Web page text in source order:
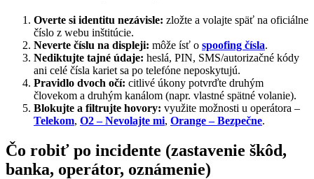
Overte si identitu nezávisle: zložte a volajte späť na oficiálne
číslo z webu inštitúcie.
Neverte číslu na displeji: môže ísť o spoofing čísla.
Nediktujte tajné údaje: heslá, PIN, SMS/autorizačné kódy
ani celé čísla kariet sa po telefóne neposkytujú.
Pravidlo dvoch očí: citlivé úkony potvrďte druhým
človekom a druhým kanálom (napr. vlastné spätné volanie).
Blokujte a filtrujte hovory: využite možnosti u operátora –
Telekom, O2 – Nevolajte mi, Orange – Bezpečne.
Čo robiť po incidente (zastavenie škôd,
banka, operátor, oznámenie)